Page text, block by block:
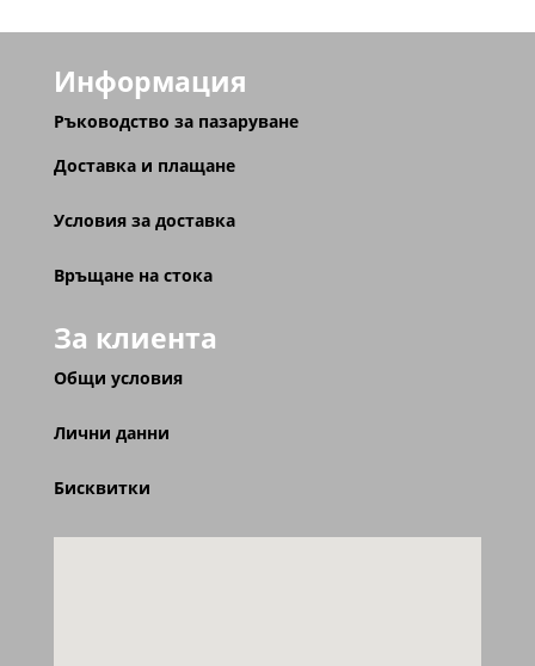
Информация
Ръководство за пазаруване
Доставка и плащане
Условия за доставка
Връщане на стока
За клиента
Общи условия
Лични данни
Бисквитки